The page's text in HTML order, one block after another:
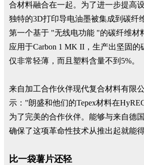
合材料融合在一起。为了进一步提高
独特的3D打印导电油墨被集成到碳纤
第一个基于 "无线电功能 "的碳纤维材
应用于Carbon 1 MK II，生产出坚固
仅非常轻薄，而且塑料含量不到5%。
来自加工合作伙伴现代复合材料有限
示："朗盛和他们的Tepex材料在
为了完美的合作伙伴。能够与来自德
确保了这项革命性技术从推出起就能
比一袋薯片还轻